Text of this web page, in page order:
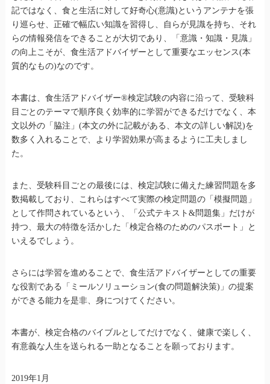
記ではなく、食と生活に対して好奇心(意識)というアンテナを張
り巡らせ、正確で幅広い知識を習得し、自らが見識を持ち、それ
らの情報発信をできることが大切であり、「意識・知識・見識」
の向上こそが、食生活アドバイザーとして重要なエッセンス(本
質的なもの)なのです。
本書は、食生活アドバイザー®検定試験の内容に沿って、受験科
目ごとのテーマで順序良く効率的に学習ができるだけでなく、本
文以外の「脇注」(本文の外に記載がある、本文の詳しい解説)を
数多く入れることで、より学習効果が高まるように工夫しまし
た。
また、受験科目ごとの最後には、検定試験に備えた練習問題を多
数掲載しており、これらはすべて実際の検定問題の「模擬問題」
として作問されているという、「公式テキスト&問題集」だけが
持つ、最大の特徴を活かした「検定合格のためのパスポート」と
いえるでしょう。
さらには学習を進めることで、食生活アドバイザーとしての重要
な役割である「ミールソリューション(食の問題解決策)」の提案
ができる能力を是非、身につけてください。
本書が、検定合格のバイブルとしてだけでなく、健康で楽しく、
有意義な人生を送られる一助となることを願っております。
2019年1月